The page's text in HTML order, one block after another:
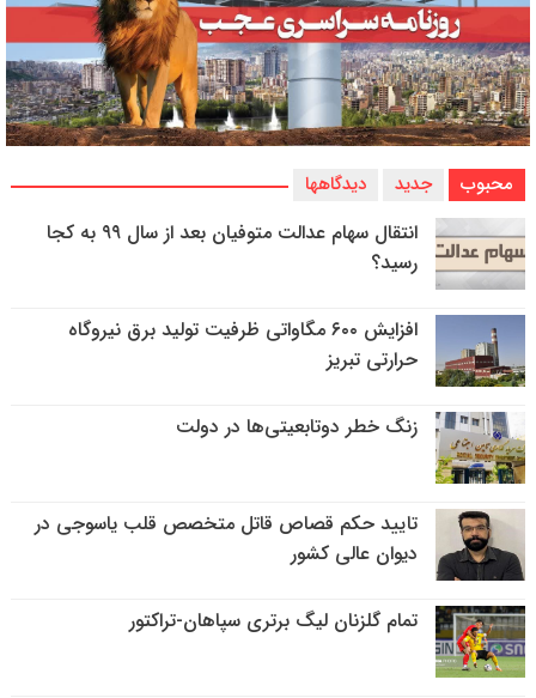
محبوب جدید دیدگاهها
انتقال سهام عدالت متوفیان بعد از سال ۹۹ به کجا
رسید؟
افزایش ۶۰۰ مگاواتی ظرفیت تولید برق نیروگاه
حرارتی تبریز
زنگ خطر دوتابعیتی‌ها در دولت
تایید حکم قصاص قاتل متخصص قلب یاسوجی در
دیوان عالی کشور
تمام گلزنان لیگ‌ برتری سپاهان-تراکتور